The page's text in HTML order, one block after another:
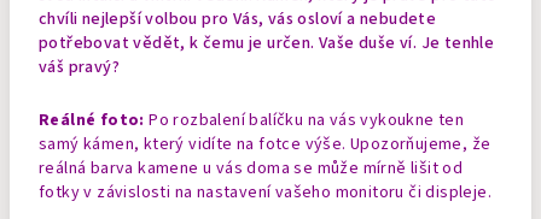
chvíli nejlepší volbou pro Vás, vás osloví a nebudete
potřebovat vědět, k čemu je určen. Vaše duše ví. Je tenhle
váš pravý?
Reálné foto: Po rozbalení balíčku na vás vykoukne ten
samý kámen, který vidíte na fotce výše. Upozorňujeme, že
reálná barva kamene u vás doma se může mírně lišit od
fotky v závislosti na nastavení vašeho monitoru či displeje.